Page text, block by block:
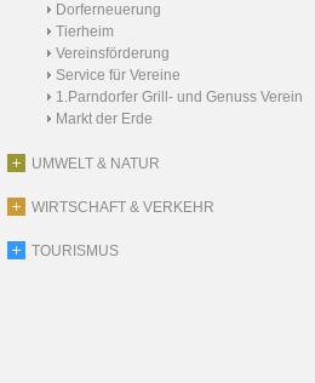
Dorferneuerung
Tierheim
Vereinsförderung
Service für Vereine
1.Parndorfer Grill- und Genuss Verein
Markt der Erde
UMWELT & NATUR
WIRTSCHAFT & VERKEHR
TOURISMUS